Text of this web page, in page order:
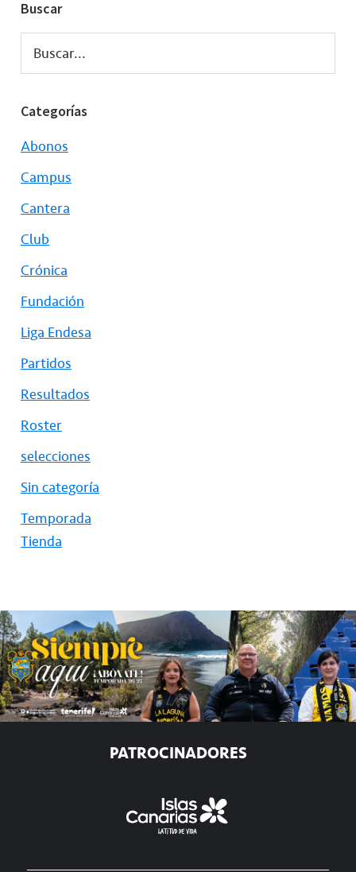
Buscar
Buscar...
Categorías
Abonos
Campus
Cantera
Club
Crónica
Fundación
Liga Endesa
Partidos
Resultados
Roster
selecciones
Sin categoría
Temporada
Tienda
PATROCINADORES